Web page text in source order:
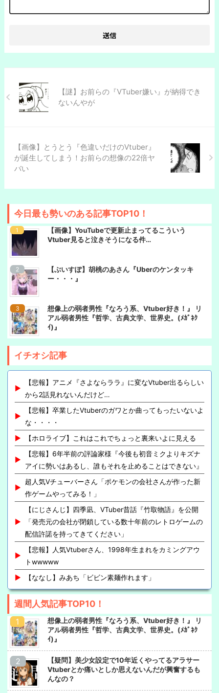
【謎】お前らの『VTuber嫌い』が納得でき
ないんやが
【画像】とうとう『色違いだけのVtuber』
が誕生してしまう！お前らの想像の22倍ヤ
バい
今日最も勢いのある記事TOP10！
【画像】YouTubeで更新止まってるこういう
Vtuber見ると泣きそうになる件…
【ぶいすぽ】胡桃のあさん『Uberのケンタッキ
ー・・・』
想像上の弱者男性『なろう系、Vtuber好き！』 リ
アル弱者男性『哲学、古典文学、世界史。(ﾒｶﾞﾈｸ
ｲ)』
イチオシ記事
【悲報】アニメ『さよならララ』に変なVtuber出るらしい
から2話見れないんだけど…
【悲報】卒業したVtuberのガワとか曲ってもったいないよ
な・・・・
【ホロライブ】これはこれでちょっと裏来いよに見える
【悲報】6年半前の評論家様『今後も初音ミクよりキズナ
アイに勢いはあるし、誰もそれを止めることはできない』
超人気Vチューバーさん「ポケモンの会社さんが作った新
作ゲームやってみる！」
【にじさんじ】四季凪、VTuber昔話『竹取物語』を公開
「発売元の会社が閉鎖している数十年前のレトロゲームの
配信許諾を持ってきてください」
【悲報】人気Vtuberさん、1998年生まれをカミングアウ
トwwwww
【ななし】みあち「ビビン素麺作れます」
週間人気記事TOP10！
想像上の弱者男性『なろう系、Vtuber好き！』 リ
アル弱者男性『哲学、古典文学、世界史。(ﾒｶﾞﾈｸ
ｲ)』
【疑問】美少女設定で10年近くやってるアラサー
Vtuberとか痛いとしか思えないんだが興奮するも
んなの？